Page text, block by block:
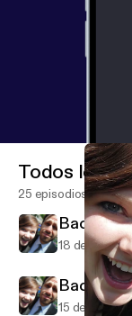
Todos los
25 episodios
18 de jul de
15 de jul de